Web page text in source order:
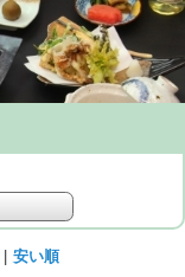
安い順